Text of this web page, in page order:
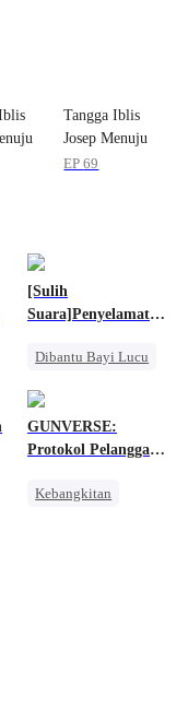
Tangga Iblis
Josep Menuju
EP69
[Sulih
Suara]Penyelamat
Dibantu Bayi Lucu
GUNVERSE:
Protokol Pelanggar
Kebangkitan